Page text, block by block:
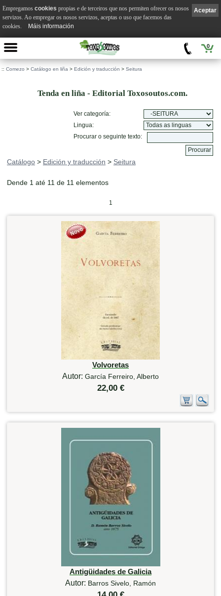
0
:: Comezo > Catálogo en liña > Edición y traducción > Seitura
Tenda en liña - Editorial Toxosoutos.com.
Ver categoría:
Lingua:
Procurar o seguinte texto:
Catálogo > Edición y traducción > Seitura
Dende 1 até 11 de 11 elementos
1
Volvoretas
Autor: García Ferreiro, Alberto
22,00 €
Antigüidades de Galicia
Autor: Barros Sivelo, Ramón
Aceptar
Empregamos cookies propias e de terceiros que nos permiten ofrecer os nosos
servizos. Ao empregar os nosos servizos, aceptas o uso que facemos das
cookies.
Máis información